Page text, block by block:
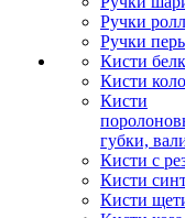
Ручки
Ручки
Кисти
Кисти
Кисти
губки,
Кисти с
Кисти
Кисти